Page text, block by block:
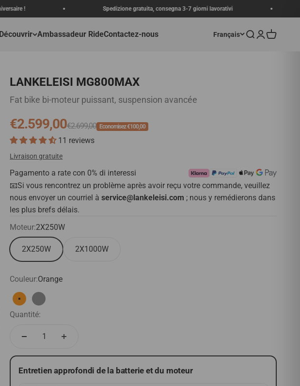
Spedizione gratuita, consegna 3-7 giorni lavorativi Célébration
Découvrir Ambassadeur RideContactez-nous Français Recherche
Connexion
Panier
LANKELEISI MG800MAX
Fat bike bi-moteur puissant, suspension avancée
Prix de vente
€2.599,00Prix normal
€2.699,00 Economisez €100,00
11 reviews
Livraison gratuite
Pagamento a rate con 0% di interessi
📧Si vous rencontrez un problème après avoir reçu votre commande, veuillez
nous envoyer un courriel àservice@lankeleisi.com ; nous y remédierons dans
les plus brefs délais.
Moteur:2X250W
2X250W 2X1000W
Couleur:Orange
OrangeGris
Quantité:
Entretien approfondi de la batterie et du moteur